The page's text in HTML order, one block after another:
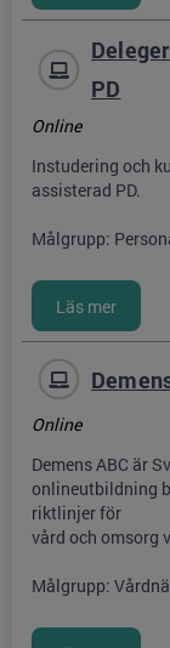
PD
Online
Instudering och
assisterad PD.
Målgrupp:
Online
Demens ABC är
onlineutbildning
riktlinjer för
vård och omsorg
Målgrupp: